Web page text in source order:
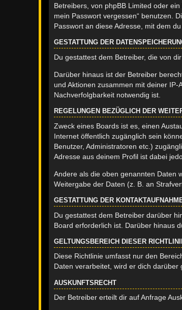
Betreibers, von phpBB Limited oder
mein Passwort vergessen“ benutzen.
Passwort an diese Adresse, mit dem
GESTATTUNG DER
Du gestattest dem Betreiber, die von
Darüber hinaus ist der Betreiber
und Aktionen zusammen mit deiner
Nachverfolgbarkeit notwendig ist.
REGELUNGEN BEZÜGLICH DER
Zweck eines Boards ist es, einen
Internet öffentlich zugänglich sein
Benutzer, Administratoren etc.)
Adresse aus deinem Profil ist dabei
Andere als die oben genannten Daten
Weitergabe der Daten (z. B. an
GESTATTUNG DER
Du gestattest dem Betreiber darüber
Board erforderlich ist. Darüber hinaus
GELTUNGSBEREICH DIESER
Diese Richtlinie umfasst nur den
Daten verarbeitet, wird er dich darüber
AUSKUNFTSRECHT
Der Betreiber erteilt dir auf Anfrage